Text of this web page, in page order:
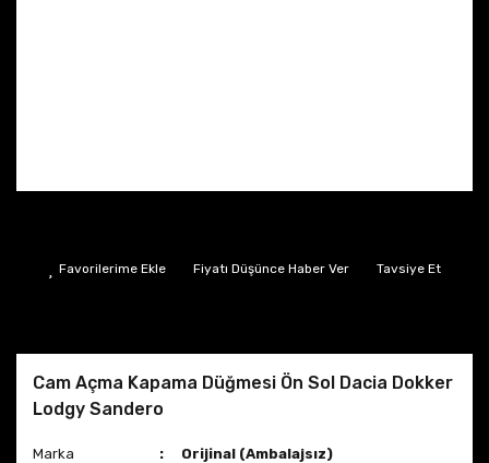
Fiyatı Düşünce Haber Ver Tavsiye Et
Cam Açma Kapama Düğmesi Ön Sol Dacia Dokker
Lodgy Sandero
Marka
Orijinal (Ambalajsız)